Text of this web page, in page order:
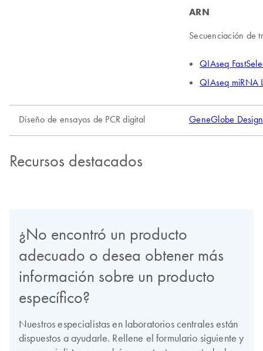
Recursos destacados